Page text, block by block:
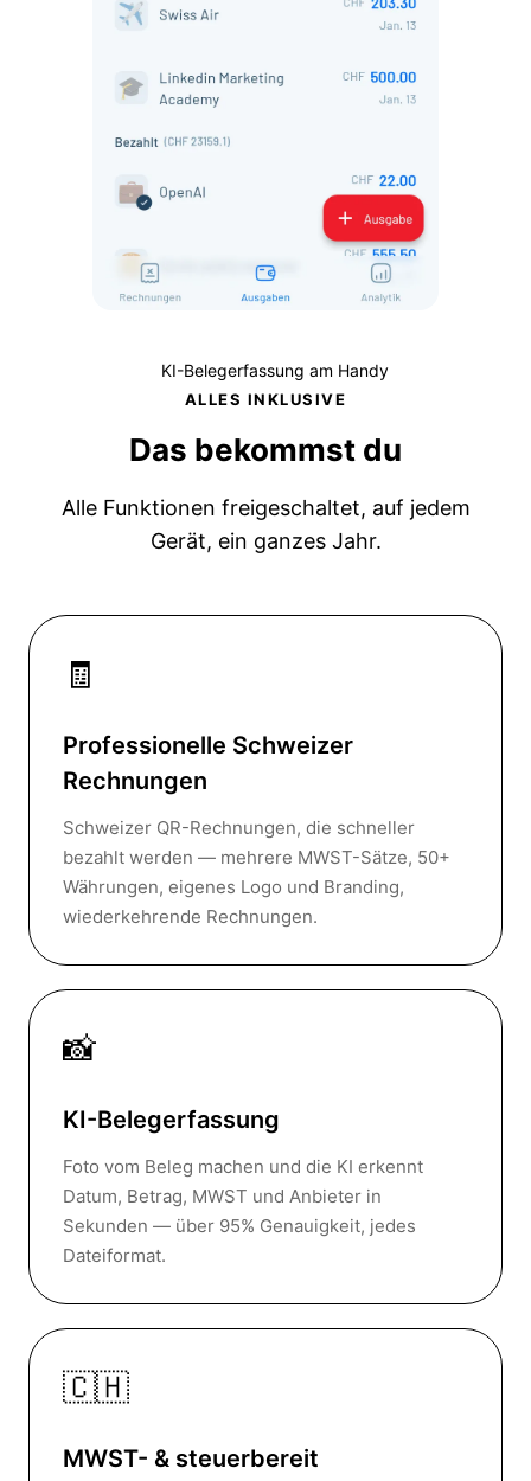
KI-Belegerfassung am Handy
ALLES INKLUSIVE
Das bekommst du
Alle Funktionen freigeschaltet, auf jedem
Gerät, ein ganzes Jahr.
🧾
Professionelle Schweizer
Rechnungen
Schweizer QR-Rechnungen, die schneller
bezahlt werden — mehrere MWST-Sätze, 50+
Währungen, eigenes Logo und Branding,
wiederkehrende Rechnungen.
📸
KI-Belegerfassung
Foto vom Beleg machen und die KI erkennt
Datum, Betrag, MWST und Anbieter in
Sekunden — über 95% Genauigkeit, jedes
Dateiformat.
🇨🇭
MWST- & steuerbereit